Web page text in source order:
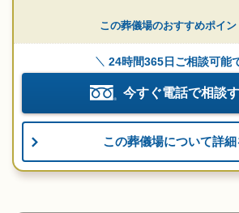
この葬儀場のおすすめポイン
24時間365日ご相談可能
今すぐ電話で相談
この葬儀場について詳細